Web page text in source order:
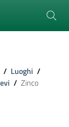
/ Luoghi /
/ Zinco